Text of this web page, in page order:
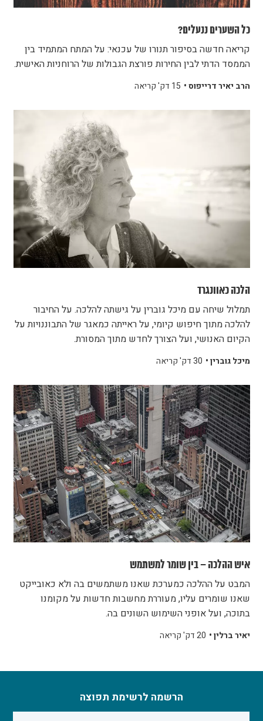
כל השערים ננעלים?
הרב יאיר דרייפוס • 15 דק' קריאה
קריאה חדשה בסיפור תנורו של עכנאי: על המתח המתמיד בין
הממסד הדתי לבין החירות פורצת הגבולות של הרוחניות האישית.
הלכה כאוונגרד
מיכל גוברין • 30 דק' קריאה
תמלול שיחה עם מיכל גוברין על גישתה להלכה. על החיבור
להלכה מתוך חיפוש קיומי, על ראייתה כמאגר של התבוננויות על
הקיום האנושי, ועל הצורך לחדש מתוך המסורת.
איש ההלכה – בין שומר למשתמש
יאיר ברלין • 20 דק' קריאה
המבט על ההלכה כמערכת שאנו משתמשים בה ולא כאובייקט
שאנו שומרים עליו, מעוררת מחשבות חדשות על מקומנו
בתוכה, ועל אופני השימוש השונים בה.
הרשמה לרשימת תפוצה